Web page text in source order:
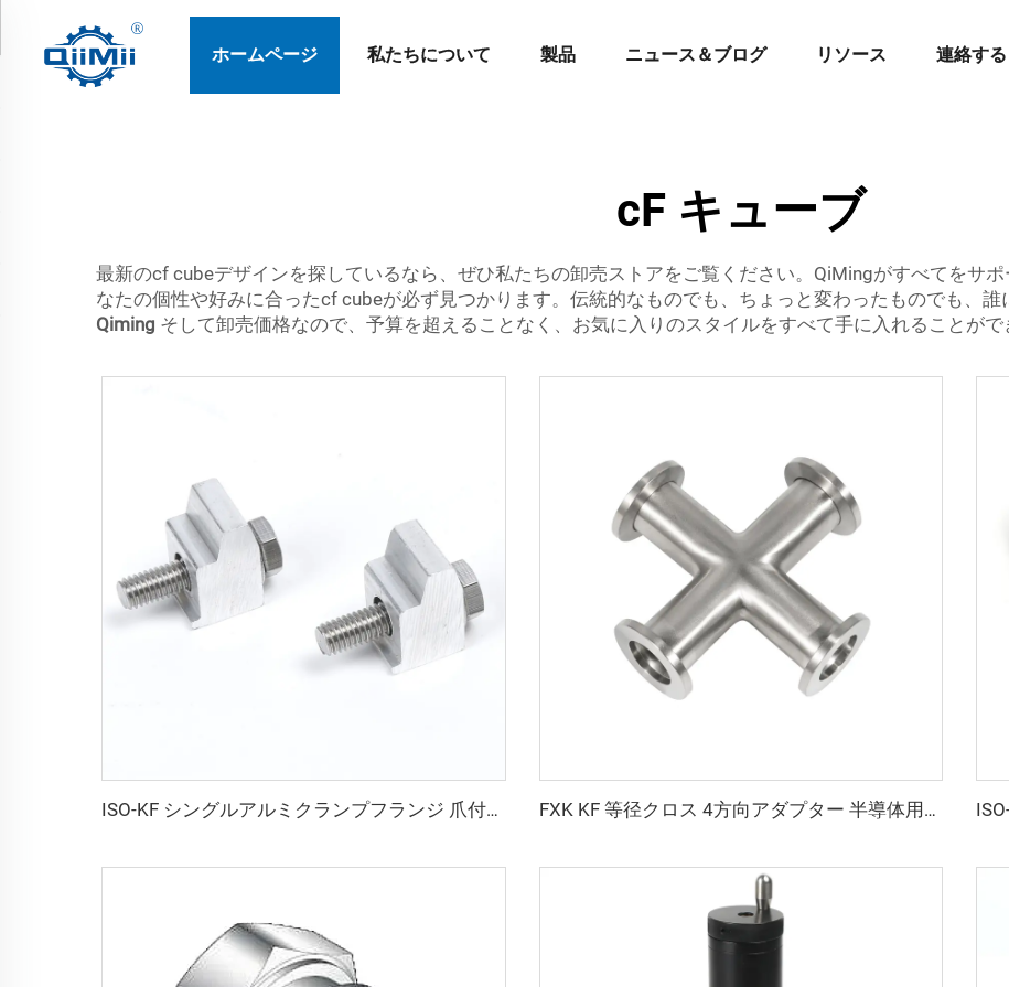
ホームページ 私たちについて 製品 ニュース＆ブログ リソース 連絡する
cF キューブ
最新のcf cubeデザインを探しているなら、ぜひ私たちの卸売ストアをご覧ください。QiMingがすべてをサ
なたの個性や好みに合ったcf cubeが必ず見つかります。伝統的なものでも、ちょっと変わったものでも、誰
Qiming そして卸売価格なので、予算を超えることなく、お気に入りのスタイルをすべて手に入れることがで
ISO-KF シングルアルミクランプフランジ 爪付き M6 真空片側継手 KF10-50 高品質真空クランプ NW16-50 FXK KF 等径クロス 4方向アダプター 半導体用真空フィッティング ステンレススチール SS304/SS316L フランジ